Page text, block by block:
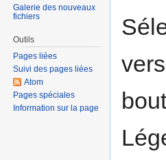
Galerie des nouveaux
fichiers
Outils
Pages liées
Suivi des pages liées
Atom
Pages spéciales
Information sur la page